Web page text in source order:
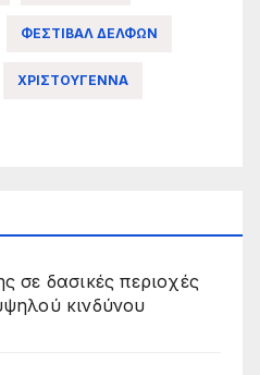
ΦΕΣΤΙΒΑΛ ΔΕΛΦΩΝ
ΧΡΙΣΤΟΥΓΕΝΝΑ
σε δασικές περιοχές
κινδύνου